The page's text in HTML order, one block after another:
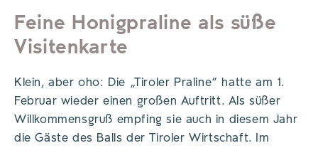
Feine Honigpraline als süße
Visitenkarte
Klein, aber oho: Die „Tiroler Praline“ hatte am 1.
Februar wieder einen großen Auftritt. Als süßer
Willkommensgruß empfing sie auch in diesem Jahr
die Gäste des Balls der Tiroler Wirtschaft. Im